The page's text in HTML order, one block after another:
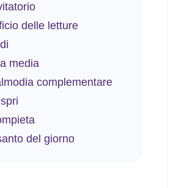
delle letture
media
complementare
del giorno